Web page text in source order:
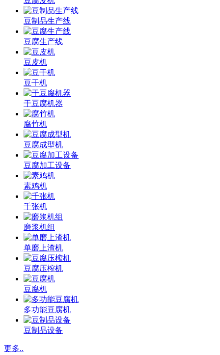
豆制品生产线
豆腐生产线
豆皮机
豆干机
干豆腐机器
腐竹机
豆腐成型机
豆腐加工设备
素鸡机
千张机
磨浆机组
单磨上渣机
豆腐压榨机
豆腐机
多功能豆腐机
豆制品设备
更多..